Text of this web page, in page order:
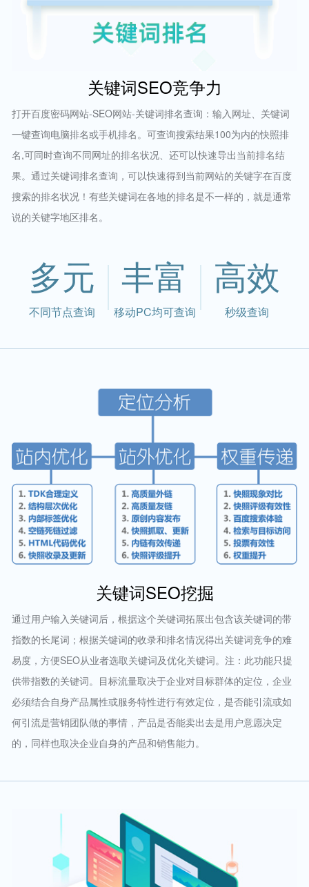
关键词SEO竞争力
打开百度密码网站-SEO网站-关键词排名查询：输入网址、关键词
一键查询电脑排名或手机排名。可查询搜索结果100为内的快照排
名,可同时查询不同网址的排名状况、还可以快速导出当前排名结
果。通过关键词排名查询，可以快速得到当前网站的关键字在百度
搜索的排名状况！有些关键词在各地的排名是不一样的，就是通常
说的关键字地区排名。
多元
不同节点查询
丰富
移动PC均可查询
高效
秒级查询
关键词SEO挖掘
通过用户输入关键词后，根据这个关键词拓展出包含该关键词的带
指数的长尾词；根据关键词的收录和排名情况得出关键词竞争的难
易度，方便SEO从业者选取关键词及优化关键词。注：此功能只提
供带指数的关键词。目标流量取决于企业对目标群体的定位，企业
必须结合自身产品属性或服务特性进行有效定位，是否能引流或如
何引流是营销团队做的事情，产品是否能卖出去是用户意愿决定
的，同样也取决企业自身的产品和销售能力。